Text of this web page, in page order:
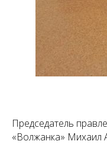
Председатель
«Волжанка» Михаил